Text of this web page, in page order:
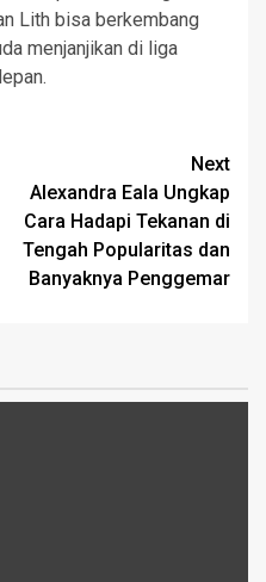
Lith bisa berkembang
menjanjikan di liga
Next
Alexandra Eala Ungkap
Cara Hadapi Tekanan di
Tengah Popularitas dan
Banyaknya Penggemar